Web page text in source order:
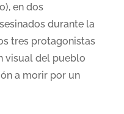
en dos
durante la
tres protagonistas
visual del pueblo
a morir por un